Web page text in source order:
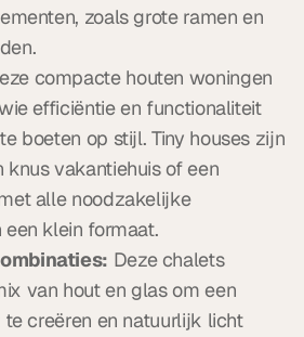
zoals grote ramen en
compacte houten woningen
efficiëntie en functionaliteit
boeten op stijl. Tiny houses zijn
knus vakantiehuis of een
alle noodzakelijke
klein formaat.
Deze chalets
van hout en glas om een
creëren en natuurlijk licht